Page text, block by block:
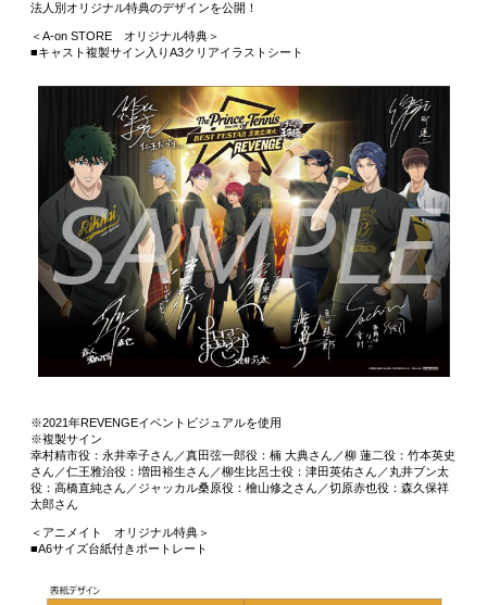
法人別オリジナル特典のデザインを公開！
＜A-on STORE オリジナル特典＞
■キャスト複製サイン入りA3クリアイラストシート
※2021年REVENGEイベントビジュアルを使用
※複製サイン
幸村精市役：永井幸子さん／真田弦一郎役：楠 大典さん／柳 蓮二役：竹本英史
さん／仁王雅治役：増田裕生さん／柳生比呂士役：津田英佑さん／丸井ブン太
役：高橋直純さん／ジャッカル桑原役：檜山修之さん／切原赤也役：森久保祥
太郎さん
＜アニメイト オリジナル特典＞
■A6サイズ台紙付きポートレート